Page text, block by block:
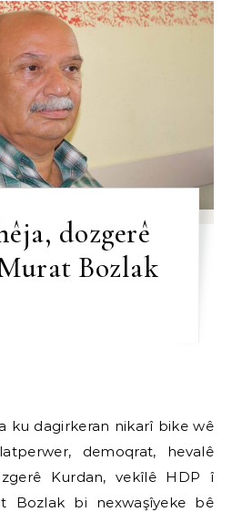
dozgerê
Bozlak
ku dagirkeran nikarî bike wê
demoqrat, hevalê
Kurdan, vekîlê HDP î
Bozlak bi nexwaşîyeke bê